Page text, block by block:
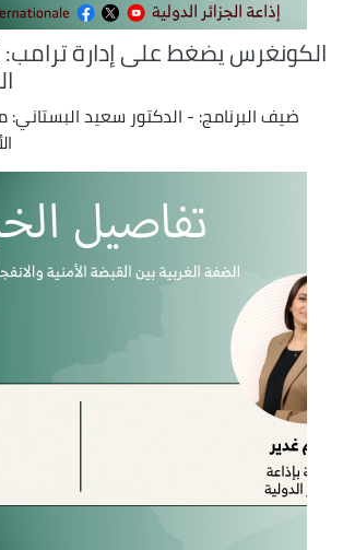
الكونغرس يضغط على إدارة ترامب:
ضيف البرنامج: - الدكتور سعيد